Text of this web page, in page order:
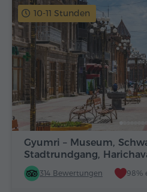
10-11 Stunden
Gyumri – Museum,
Stadtrundgang,
314 Bewertungen 98%